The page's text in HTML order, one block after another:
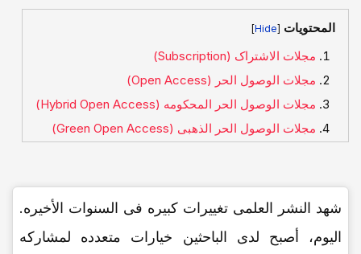
المحتويات [
]
مجلات الاشتراک (Subscription)
مجلات الوصول الحر (Open Access)
مجلات الوصول الحر المحکومه (Hybrid Open Access)
مجلات الوصول الحر الذهبی (Green Open Access)
شهد النشر العلمی تغییرات کبیره فی السنوات الأخیره.
الیوم، أصبح لدى الباحثین خیارات متعدده لمشارکه